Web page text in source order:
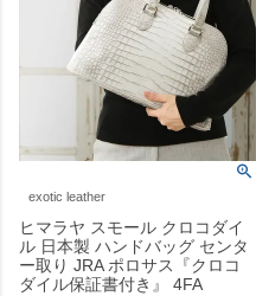
exotic leather
ヒマラヤ スモール クロコダイ
ル 日本製 ハンドバッグ センタ
ー取り JRA ポロサス『クロコ
ダイル保証書付き』 4FA